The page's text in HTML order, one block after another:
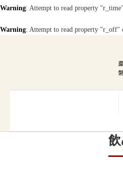
Warning: Attempt to read property
Warning: Attempt to read property "r_off"